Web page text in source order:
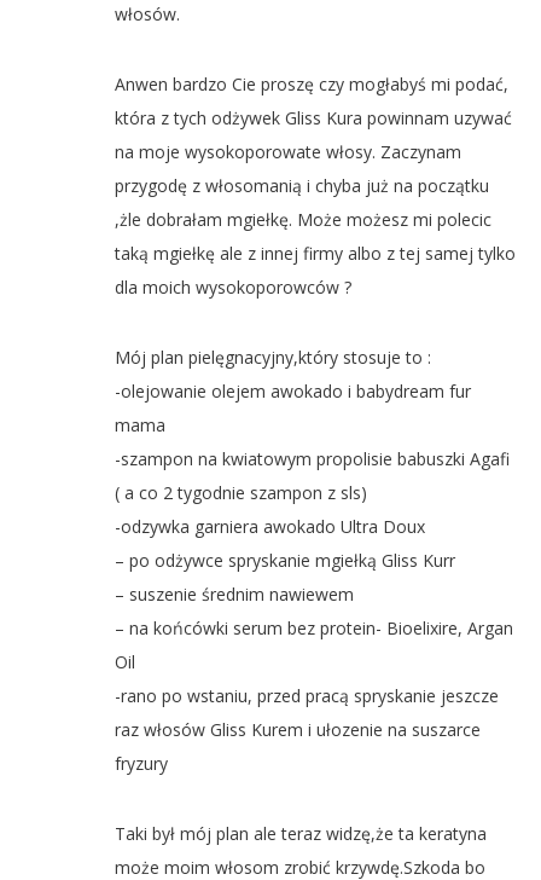
włosów.
Anwen bardzo Cie proszę czy mogłabyś mi podać,
która z tych odżywek Gliss Kura powinnam uzywać
na moje wysokoporowate włosy. Zaczynam
przygodę z włosomanią i chyba już na początku
,żle dobrałam mgiełkę. Może możesz mi polecic
taką mgiełkę ale z innej firmy albo z tej samej tylko
dla moich wysokoporowców ?
Mój plan pielęgnacyjny,który stosuje to :
-olejowanie olejem awokado i babydream fur
mama
-szampon na kwiatowym propolisie babuszki Agafi
( a co 2 tygodnie szampon z sls)
-odzywka garniera awokado Ultra Doux
– po odżywce spryskanie mgiełką Gliss Kurr
– suszenie średnim nawiewem
– na końcówki serum bez protein- Bioelixire, Argan
Oil
-rano po wstaniu, przed pracą spryskanie jeszcze
raz włosów Gliss Kurem i ułozenie na suszarce
fryzury
Taki był mój plan ale teraz widzę,że ta keratyna
może moim włosom zrobić krzywdę.Szkoda bo